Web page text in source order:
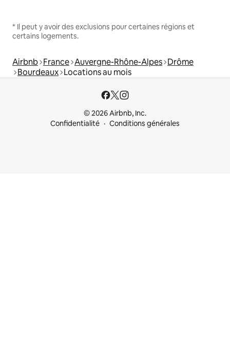
* Il peut y avoir des exclusions pour certaines régions et
certains logements.
Airbnb France Auvergne-Rhône-Alpes Drôme
Bourdeaux Locations au mois
© 2026 Airbnb, Inc.
Confidentialité
Conditions générales